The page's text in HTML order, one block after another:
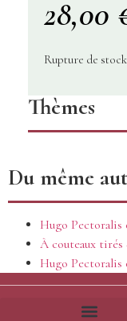
28,00
Rupture de stock
Thèmes
Du même
Hugo
À couteaux
Hugo